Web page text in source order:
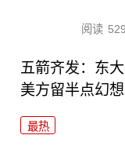
阅读
五箭齐发：东
美方留半点幻想
最热